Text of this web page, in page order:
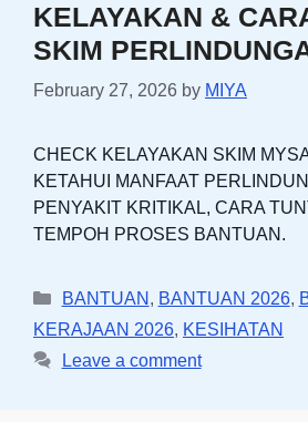
KELAYAKAN &
SKIM
February 27, 2026 by MIYA
CHECK KELAYAKAN SKIM
KETAHUI MANFAAT
PENYAKIT KRITIKAL, CARA
TEMPOH PROSES BANTUAN.
Categories
BANTUAN , BANTUAN 2026,
KERAJAAN 2026, KESIHATAN
Leave a comment